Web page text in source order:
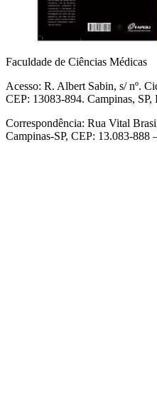
Faculdade de Ciências Médicas
Acesso: R. Albert Sabin, s/ nº.
CEP: 13083-894. Campinas, SP,
Correspondência: Rua Vital
Campinas-SP, CEP: 13.083-888